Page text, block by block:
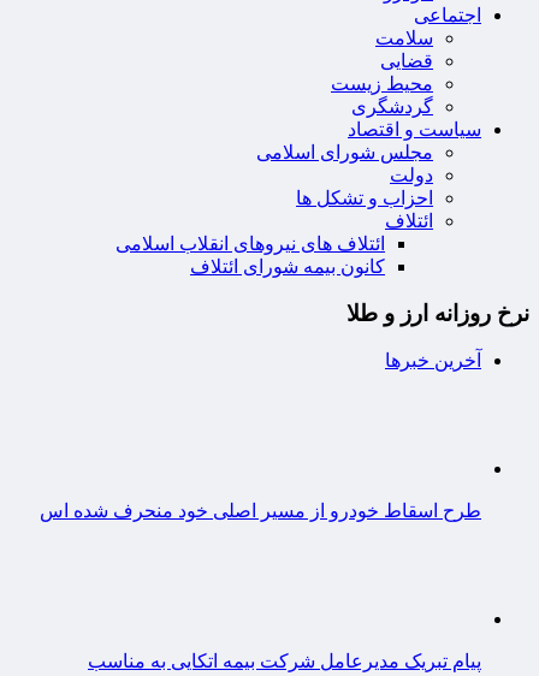
اجتماعی
سلامت
قضایی
محیط زیست
گردشگری
سیاست و اقتصاد
مجلس شورای اسلامی
دولت
احزاب و تشکل ها
ائتلاف
ائتلاف های نیروهای انقلاب اسلامی
کانون بیمه شورای ائتلاف
نرخ روزانه ارز و طلا
آخرین خبرها
طرح اسقاط خودرو از مسیر اصلی خود منحرف شده اس
پیام تبریک مدیرعامل شرکت بیمه اتکایی به مناسب